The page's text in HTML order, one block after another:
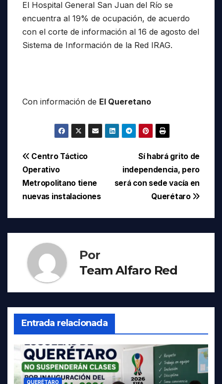
El Hospital General San Juan del Río se
encuentra al 19% de ocupación, de acuerdo
con el corte de información al 16 de agosto del
Sistema de Información de la Red IRAG.
Con información de El Queretano
Navegación
de
entradas
Sí habrá grito de
independencia, pero
será con sede vacía en
Querétaro
Centro Táctico
Operativo
Metropolitano tiene
nuevas instalaciones
Por
Team Alfaro Red
Entrada relacionada
QUERÉTARO